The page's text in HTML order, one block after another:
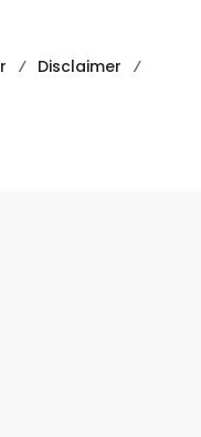
Disclaimer